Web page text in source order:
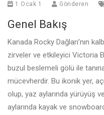
1 Ocak 1 Gönderen
Genel Bakış
Kanada Rocky Dağları’nın
zirveler ve etkileyici Victoria
buzul beslemeli gölü ile
mücevherdir. Bu ikonik yer,
olup, yaz aylarında yürüyüş
aylarında kayak ve